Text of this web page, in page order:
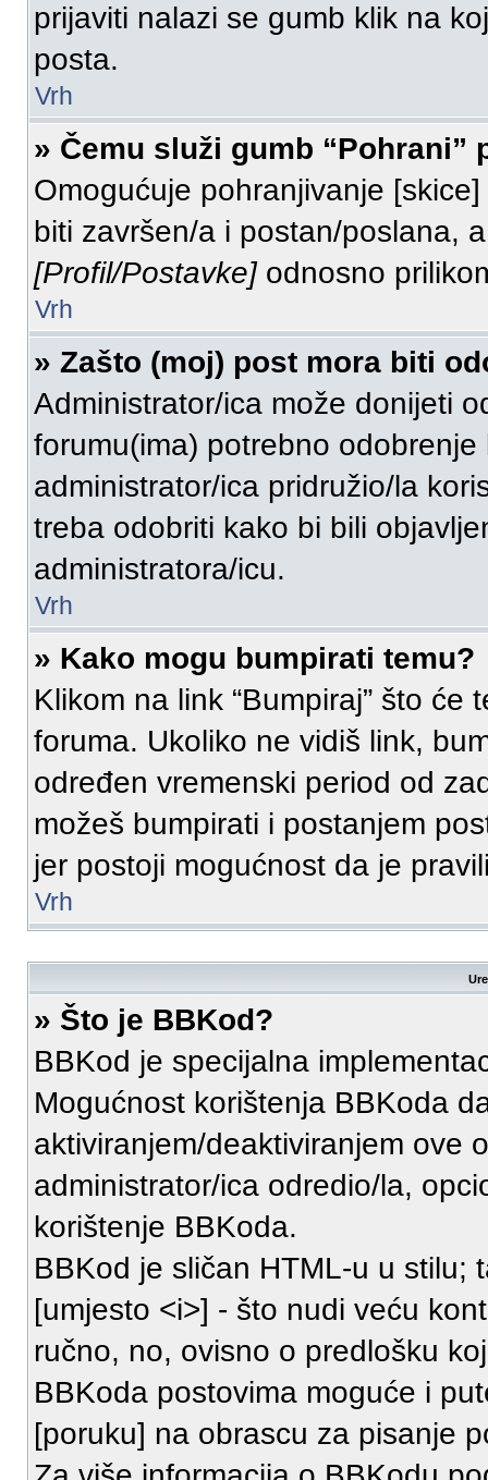
prijaviti nalazi se gumb klik na
posta.
Vrh
» Čemu služi gumb
Omogućuje pohranjivanje
biti završen/a i postan/poslana,
[Profil/Postavke]odnosno
Vrh
» Zašto (moj) post mora biti
Administrator/ica može donijeti
forumu(ima) potrebno
administrator/ica pridružio/la
treba odobriti kako bi bili
administratora/icu.
Vrh
» Kako mogu bumpirati temu?
Klikom na link “Bumpiraj” što
foruma. Ukoliko ne vidiš link,
određen vremenski period od
možeš bumpirati i postanjem
jer postoji mogućnost da je
Vrh
» Što je BBKod?
BBKod je specijalna
Mogućnost korištenja BBKoda
aktiviranjem/deaktiviranjem ove
administrator/ica odredio/la,
korištenje BBKoda.
BBKod je sličan HTML-u u stilu;
[umjesto <i>] - što nudi veću
ručno, no, ovisno o predlošku
BBKoda postovima moguće i
[poruku] na obrascu za pisanje